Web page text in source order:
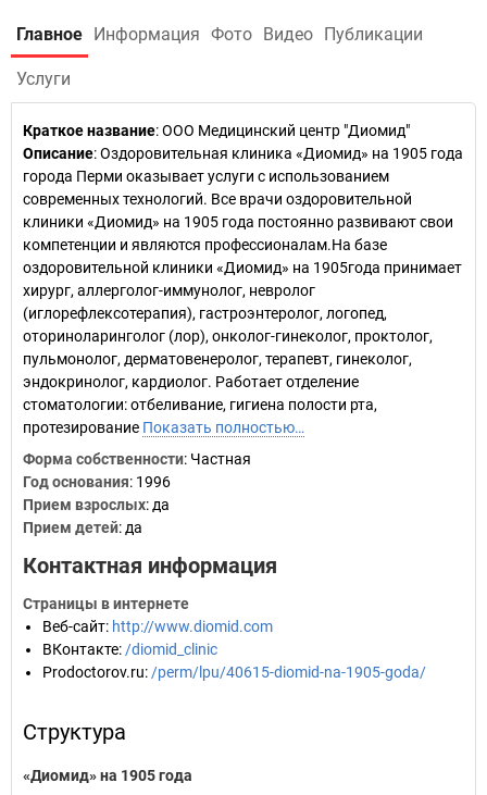
Главное Информация Фото Видео Публикации
Услуги
Краткое название:ООО Медицинский центр "Диомид"
Описание: Оздоровительная клиника «Диомид» на 1905 года
города Перми оказывает услуги с использованием
современных технологий. Все врачи оздоровительной
клиники «Диомид» на 1905 года постоянно развивают свои
компетенции и являются профессионалам.На базе
оздоровительной клиники «Диомид» на 1905года принимает
хирург, аллерголог-иммунолог, невролог
(иглорефлексотерапия), гастроэнтеролог, логопед,
оториноларинголог (лор), онколог-гинеколог, проктолог,
пульмонолог, дерматовенеролог, терапевт, гинеколог,
эндокринолог, кардиолог. Работает отделение
стоматологии: отбеливание, гигиена полости рта,
протезирование Показать полностью…
Форма собственности: Частная
Год основания: 1996
Прием взрослых: да
Прием детей: да
Контактная информация
Страницы в интернете
Веб-сайт: http://www.diomid.com
ВКонтакте: /diomid_clinic
Prodoctorov.ru: /perm/lpu/40615-diomid-na-1905-goda/
Структура
«Диомид» на 1905 года